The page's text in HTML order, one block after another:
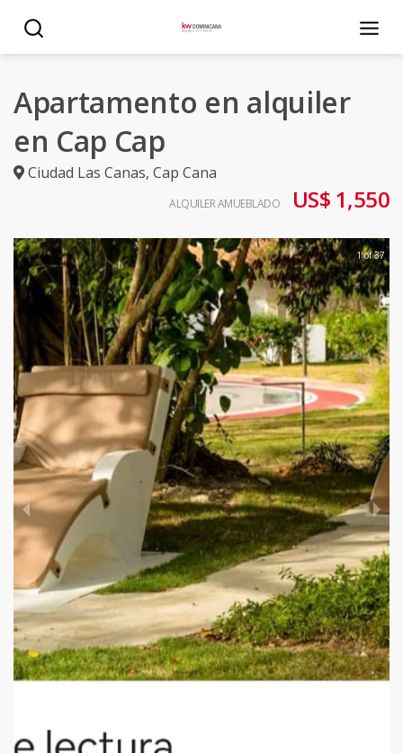
Apartamento en alquiler
en Cap Cap
Ciudad Las Canas, Cap Cana
ALQUILER AMUEBLADO US$ 1,550
1 of 37